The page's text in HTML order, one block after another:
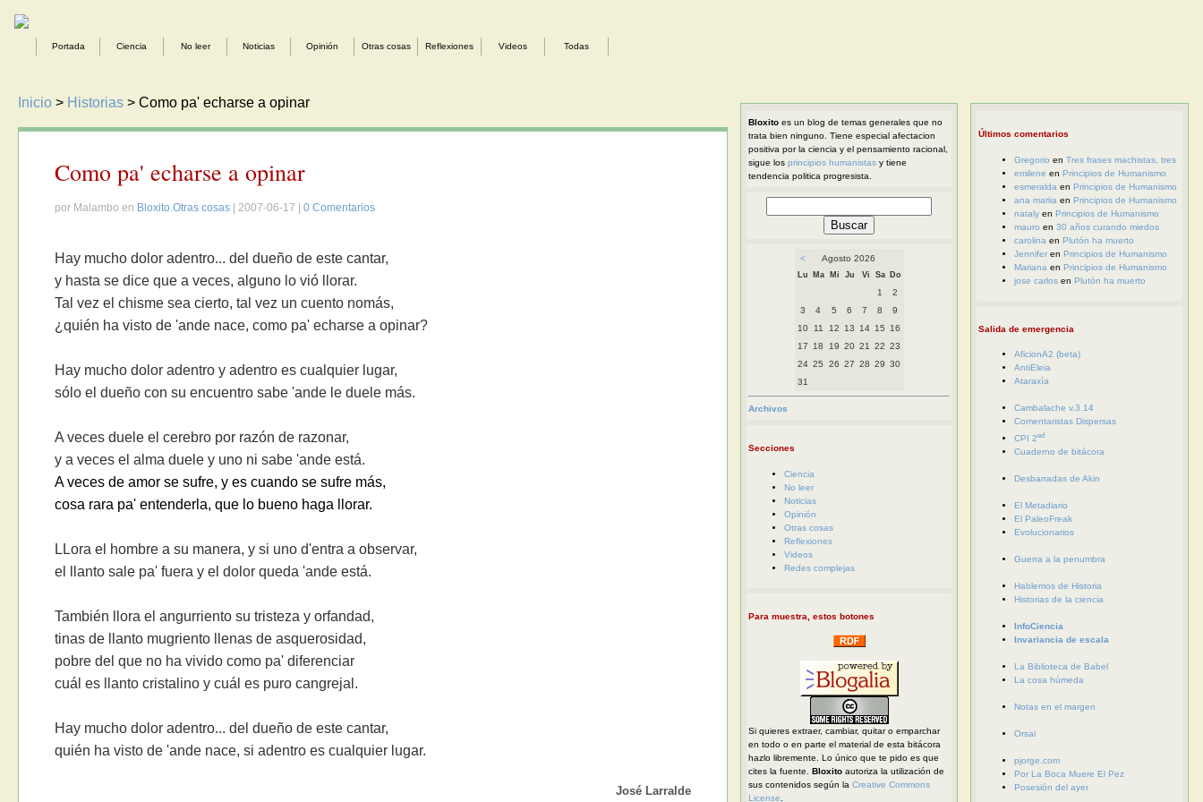
Portada Ciencia No leer Noticias Opinión Otras cosas Reflexiones Videos Todas
Inicio > Historias > Como pa' echarse a opinar
Como pa' echarse a opinar
por Malambo en Bloxito.Otras cosas | 2007-06-17 |0 Comentarios
Hay mucho dolor adentro... del dueño de este cantar,
y hasta se dice que a veces, alguno lo vió llorar.
Tal vez el chisme sea cierto, tal vez un cuento nomás,
¿quién ha visto de 'ande nace, como pa' echarse a opinar?
Hay mucho dolor adentro y adentro es cualquier lugar,
sólo el dueño con su encuentro sabe 'ande le duele más.
A veces duele el cerebro por razón de razonar,
y a veces el alma duele y uno ni sabe 'ande está.
A veces de amor se sufre, y es cuando se sufre más,
cosa rara pa' entenderla, que lo bueno haga llorar.
LLora el hombre a su manera, y si uno d'entra a observar,
el llanto sale pa' fuera y el dolor queda 'ande está.
También llora el angurriento su tristeza y orfandad,
tinas de llanto mugriento llenas de asquerosidad,
pobre del que no ha vivido como pa' diferenciar
cuál es llanto cristalino y cuál es puro cangrejal.
Hay mucho dolor adentro... del dueño de este cantar,
quién ha visto de 'ande nace, si adentro es cualquier lugar.
José Larralde
Bloxitoes un blog de temas generales que no
trata bien ninguno. Tiene especial afectacion
positiva por la ciencia y el pensamiento racional,
sigue los principios humanistasy tiene
tendencia politica progresista.
< Agosto 2026
Lu Ma Mi Ju Vi Sa Do
1
2
3
4 5 6 7 8
9
10
11 12 13 14 15
16
17
18 19 20 21 22 23
24 25 26 27 28 29 30
31
Archivos
Secciones
Ciencia
No leer
Noticias
Opinión
Otras cosas
Reflexiones
Videos
Redes complejas
Para muestra, estos botones
Si quieres extraer, cambiar, quitar o emparchar
en todo o en parte el material de esta bitácora
hazlo libremente. Lo único que te pido es que
cites la fuente. Bloxitoautoriza la utilización de
sus contenidos según la Creative Commons
License
Últimos comentarios
Gregorio en Tres frases machistas, tres
emilene en Principios de Humanismo
esmeralda en Principios de Humanismo
ana mariia en Principios de Humanismo
natalyen Principios de Humanismo
mauro en 30 años curando miedos
carolina en Plutón ha muerto
Jenniferen Principios de Humanismo
Mariana en Principios de Humanismo
jose carlosen Plutón ha muerto
Salida de emergencia
AficionA2 (beta)
AntiEleia
Ataraxía
Cambalache v.3.14
Comentaristas Dispersas
CPI 2ed
Cuaderno de bitácora
Desbarradas de Akin
El Metadiario
El PaleoFreak
Evolucionarios
Guerra a la penumbra
Hablemos de Historia
Historias de la ciencia
InfoCiencia
Invariancia de escala
La Biblioteca de Babel
La cosa húmeda
Notas en el margen
Orsai
pjorge.com
Por La Boca Muere El Pez
Posesión del ayer